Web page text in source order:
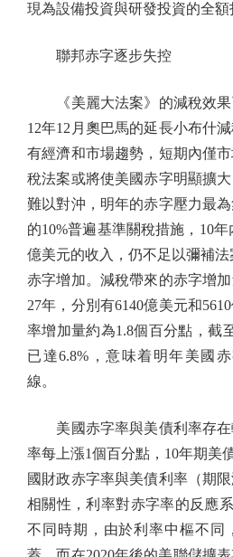
現為設備投資與研發投資的全額
聯邦赤字逐步失控
《美麗大法案》的減稅效果
12年12月奧巴馬的延長小布什
有經濟和市場趨勢，短期內僅
稅法案或將使美國赤字明顯擴
難以對沖，明年的赤字壓力最
的10%普遍基準關稅措施，10
億美元的收入，仍不足以彌補
赤字增加。減稅帶來的赤字增
27年，分別有6140億美元和
率增加量約為1.8個百分點，截
已達6.8%，意味着明年美國
線。
美國赤字率與美債利率存在
率每上漲1個百分點，10年期美
國財政赤字率與美債利率（期
相關性，利率對赤字率的反應
不同時期，由於利率中樞不同